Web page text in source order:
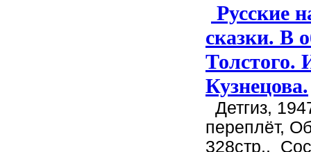
Русские
сказки. В
Кузнецова.
Детгиз,
переплёт,
328стр.,